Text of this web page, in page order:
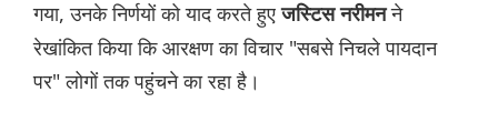
गया, उनके निर्णयों को याद करते हुएजस्टिस नरीमनने
रेखांकित किया कि आरक्षण का विचार "सबसे निचले पायदान
पर" लोगों तक पहुंचने का रहा है।